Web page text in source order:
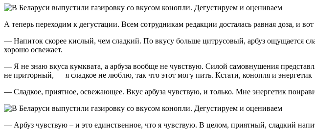
А теперь переходим к дегустации. Всем сотрудникам редакции досталась равная доза, и
— Напиток скорее кислый, чем сладкий. По вкусу больше цитрусовый, арбуз ощущается
хорошо освежает.
— Я не знаю вкуса кумквата, а арбуза вообще не чувствую. Силой самовнушения
не приторный, — я сладкое не люблю, так что этот могу пить. Кстати, конопля и энергетик
— Сладкое, приятное, освежающее. Вкус арбуза чувствую, и только. Мне энергетик
— Арбуз чувствую – и это единственное, что я чувствую. В целом, приятный, сладкий